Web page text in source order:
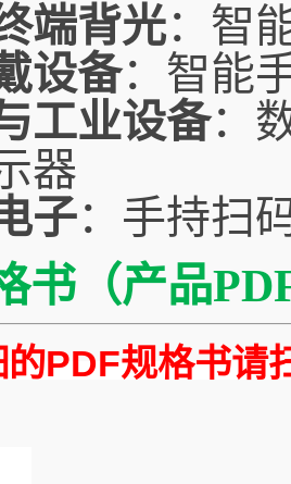
端背光：智
设备：智能
工业设备：
器
子：手持扫
书（产品
PDF规格书请